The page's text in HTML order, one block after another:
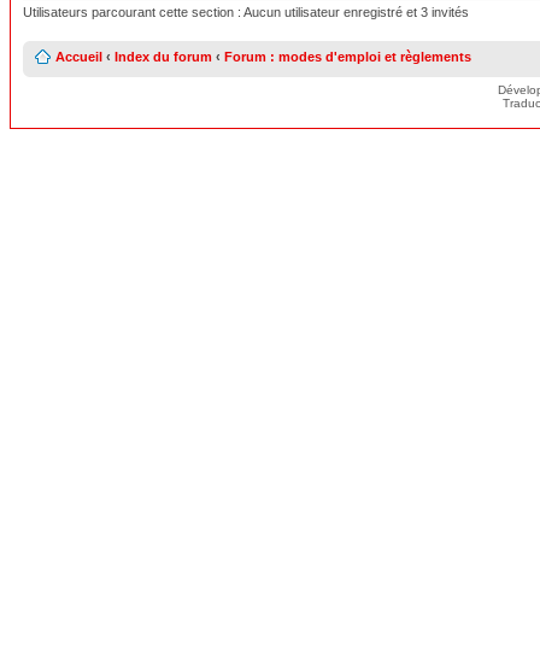
Utilisateurs parcourant cette section : Aucun utilisateur enregistré et 3 invités
Accueil ‹ Index du forum ‹ Forum : modes d'emploi et règlements